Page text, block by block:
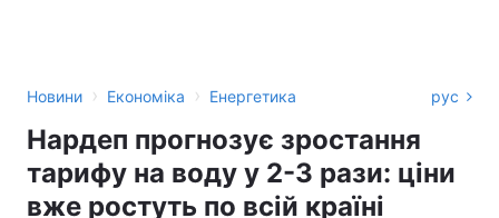
Новини › Економіка › Енергетика рус
Нардеп прогнозує зростання
тарифу на воду у 2-3 рази: ціни
вже ростуть по всій країні